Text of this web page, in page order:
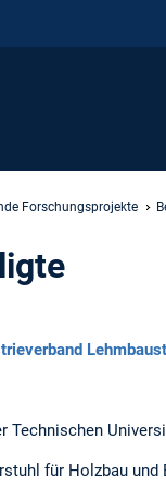
Forschungsprojekte
Technischen
für Holzbau